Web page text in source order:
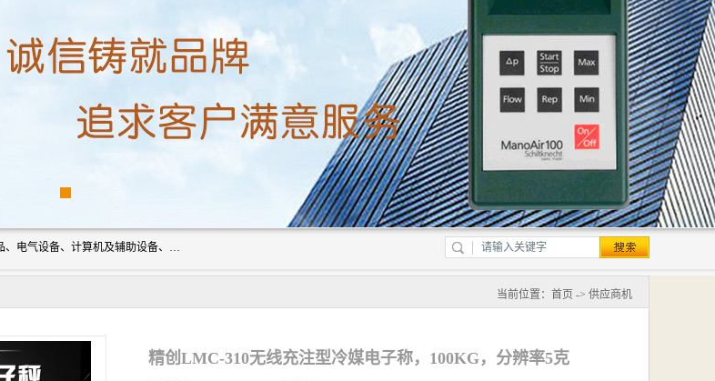
厦门欣锐仪器仪表有限公司成立于2006年，位于厦门市湖里区。公司主营五金产品、电气设备、计算机及辅助设备、通讯设备的批发与零售，同时涉及乐器、照相器材等文化用品的销售。此外，公司还提供通用设备、电气设备、仪器仪表的修理服务，以及信息系统集成、信息技术咨询、数据处理和存储等技术支持。公司致力于为客户提供全面的产品和服务，满足多样化的市场需求。
当前位置： 首页 -> 供应商机
精创LMC-310无线充注型冷媒电子称，100KG，分辨率5克